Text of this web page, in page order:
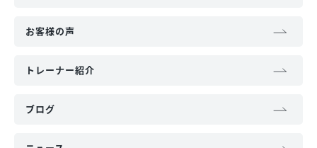
お客様の声
トレーナー紹介
ブログ